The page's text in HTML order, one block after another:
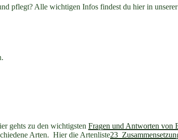
pflegt? Alle wichtigen Infos findest du hier in unserer
gehts zu den wichtigsten Fragen und Antworten von
Arten. Hier die Artenliste